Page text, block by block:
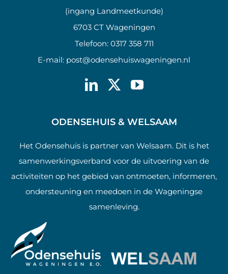
(ingang Landmeetkunde)
6703 CT Wageningen
Telefoon: 0317 358 711
E-mail: post@odensehuiswageningen.nl
ODENSEHUIS & WELSAAM
Het Odensehuis is partner van Welsaam. Dit is het
samenwerkingsverband voor de uitvoering van de
activiteiten op het gebied van ontmoeten, informeren,
ondersteuning en meedoen in de Wageningse
samenleving.